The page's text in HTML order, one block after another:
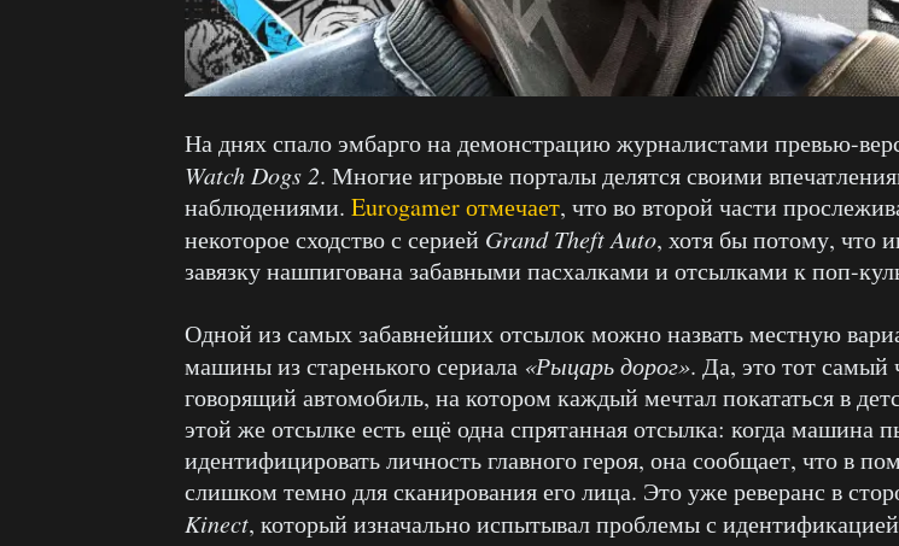
На днях спало эмбарго на демонстрацию журналистами превью-
Watch Dogs 2. Многие игровые порталы делятся своими
наблюдениями. Eurogamer отмечает, что во второй части
некоторое сходство с серией Grand TheftAuto, хотя бы потому, что
завязку нашпигована забавными пасхалками и отсылками к поп-
Одной из самых забавнейших отсылок можно назвать местную
машины из старенького сериала «Рыцарь дорог». Да, это тот самый
говорящий автомобиль, на котором каждый мечтал покататься в
этой же отсылке есть ещё одна спрятанная отсылка: когда машина
идентифицировать личность главного героя, она сообщает, что в
слишком темно для сканирования его лица. Это уже реверанс в
Kinect, который изначально испытывал проблемы с